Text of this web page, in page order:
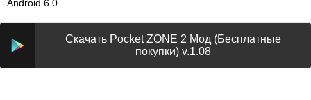
Android 6.0
Скачать Pocket ZONE 2 Мод (Бесплатные
покупки) v.1.08